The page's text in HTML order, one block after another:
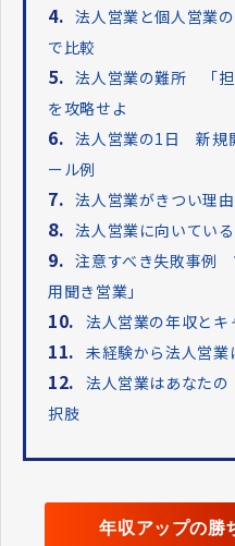
4. 法人営業と個人営業
で比較
5. 法人営業の難所 「担
を攻略せよ
6. 法人営業の1日 新規
ール例
7. 法人営業がきつい理
8. 法人営業に向いてい
9. 注意すべき失敗事例
用聞き営業」
10. 法人営業の年収とキ
11. 未経験から法人営業
12. 法人営業はあなた
択肢
年収アップの勝